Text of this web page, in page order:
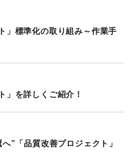
」標準化の取り組み～作業手
」を詳しくご紹介！
”「品質改善プロジェクト」